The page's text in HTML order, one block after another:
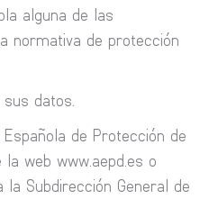
alguna de las
normativa de protección
datos.
de Protección de
web www.aepd.es o
Subdirección General de